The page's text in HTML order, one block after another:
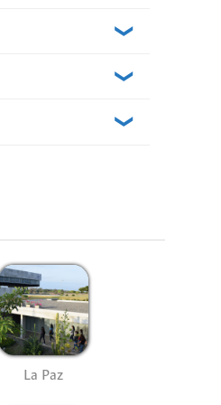
autor, biblioteca
Bibliotecas
La Paz